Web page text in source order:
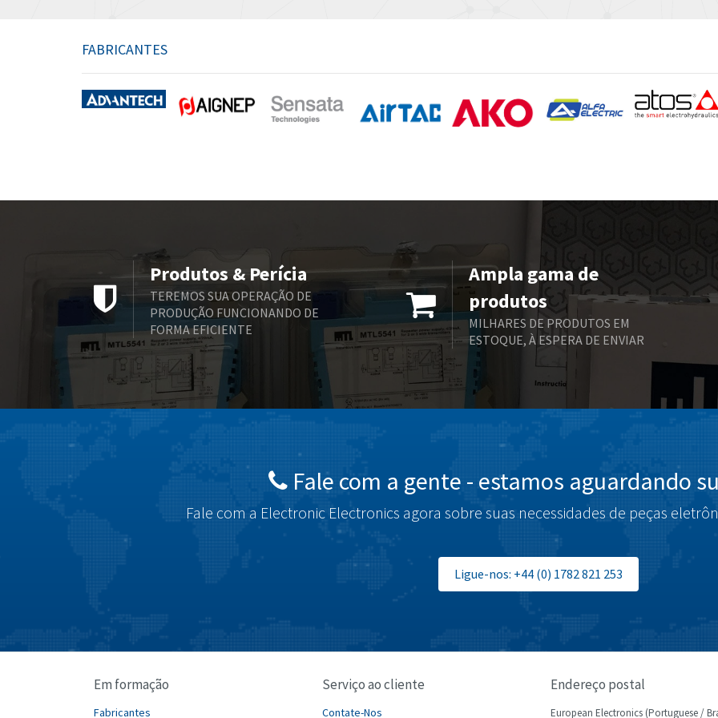
FABRICANTES
Produtos & Perícia
TEREMOS SUA OPERAÇÃO DE
PRODUÇÃO FUNCIONANDO DE
FORMA EFICIENTE
Ampla gama de
produtos
MILHARES DE PRODUTOS EM
ESTOQUE, À ESPERA DE ENVIAR
Fale com a gente - estamos aguardando
Fale com a Electronic Electronics agora sobre suas necessidades de peças
Ligue-nos: +44 (0) 1782 821 253
Em formação
Fabricantes
Serviço ao cliente
Contate-Nos
Endereço postal
European Electronics (Portuguese /